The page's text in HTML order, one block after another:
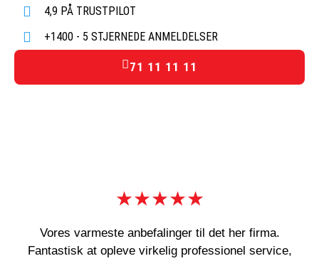
4,9 PÅ TRUSTPILOT
+1400 - 5 STJERNEDE ANMELDELSER
71 11 11 11
★★★★★
Vores varmeste anbefalinger til det her firma.
Fantastisk at opleve virkelig professionel service,